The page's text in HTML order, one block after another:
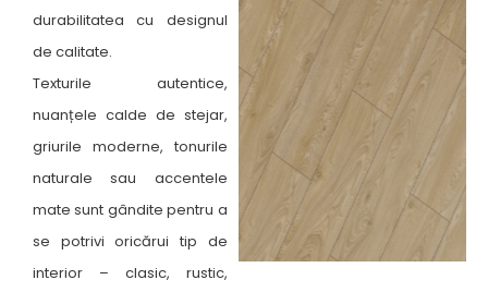
durabilitatea cu designul
de calitate.
Texturile autentice,
nuanțele calde de stejar,
griurile moderne, tonurile
naturale sau accentele
mate sunt gândite pentru a
se potrivi oricărui tip de
interior – clasic, rustic,